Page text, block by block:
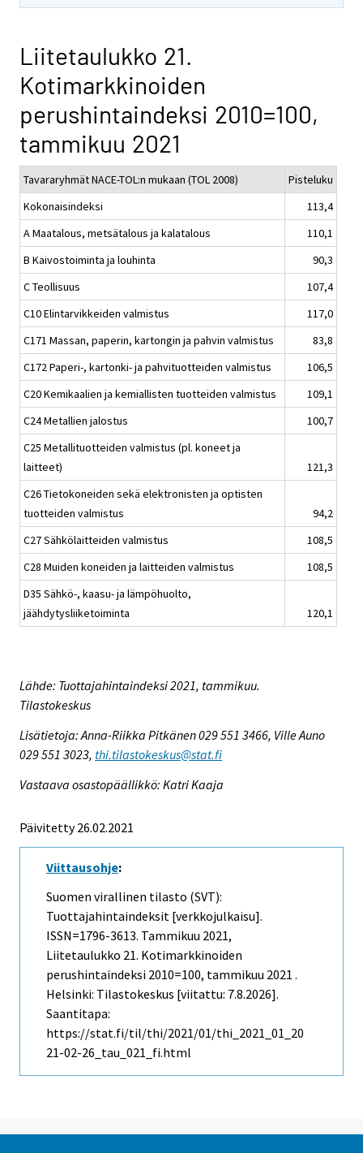
Liitetaulukko 21.
Kotimarkkinoiden
perushintaindeksi 2010=100,
tammikuu 2021
Tavararyhmät NACE-TOL:n mukaan (TOL 2008)
Pisteluku
Kokonaisindeksi
113,4
A Maatalous, metsätalous ja kalatalous
110,1
B Kaivostoiminta ja louhinta
90,3
C Teollisuus
107,4
C10 Elintarvikkeiden valmistus
117,0
C171 Massan, paperin, kartongin ja pahvin valmistus
83,8
C172 Paperi-, kartonki- ja pahvituotteiden valmistus
106,5
C20 Kemikaalien ja kemiallisten tuotteiden valmistus
109,1
C24 Metallien jalostus
100,7
C25 Metallituotteiden valmistus (pl. koneet ja
laitteet)
121,3
C26 Tietokoneiden sekä elektronisten ja optisten
tuotteiden valmistus
94,2
C27 Sähkölaitteiden valmistus
108,5
C28 Muiden koneiden ja laitteiden valmistus
108,5
D35 Sähkö-, kaasu- ja lämpöhuolto,
jäähdytysliiketoiminta
120,1
Lähde: Tuottajahintaindeksi 2021, tammikuu.
Tilastokeskus
Lisätietoja: Anna-Riikka Pitkänen 029 551 3466, Ville Auno
029 551 3023, thi.tilastokeskus@stat.fi
Vastaava osastopäällikkö: Katri Kaaja
Päivitetty 26.02.2021
Viittausohje:
Suomen virallinen tilasto (SVT):
Tuottajahintaindeksit [verkkojulkaisu].
ISSN=1796-3613. Tammikuu 2021,
Liitetaulukko 21. Kotimarkkinoiden
perushintaindeksi 2010=100, tammikuu 2021 .
Helsinki: Tilastokeskus [viitattu: 7.8.2026].
Saantitapa:
https://stat.fi/til/thi/2021/01/thi_2021_01_20
21-02-26_tau_021_fi.html